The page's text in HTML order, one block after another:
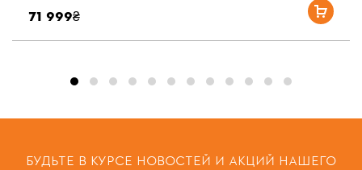
71 999₴
БУДЬТЕ В КУРСЕ НОВОСТЕЙ И АКЦИЙ НАШЕГО